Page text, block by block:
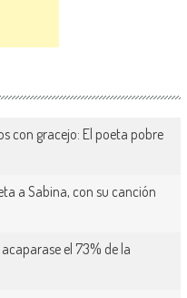
con gracejo: El poeta pobre
a Sabina, con su canción
el 73% de la